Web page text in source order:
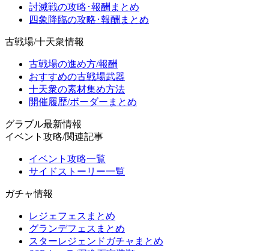
討滅戦の攻略･報酬まとめ
四象降臨の攻略･報酬まとめ
古戦場/十天衆情報
古戦場の進め方/報酬
おすすめの古戦場武器
十天衆の素材集め方法
開催履歴/ボーダーまとめ
グラブル最新情報
イベント攻略/関連記事
イベント攻略一覧
サイドストーリー一覧
ガチャ情報
レジェフェスまとめ
グランデフェスまとめ
スターレジェンドガチャまとめ